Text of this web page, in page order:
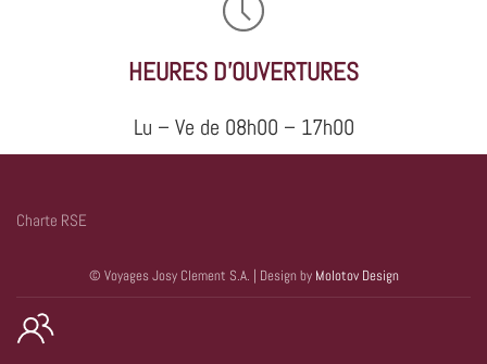
HEURES D'OUVERTURES
Lu – Ve de 08h00 – 17h00
Charte RSE
© Voyages Josy Clement S.A. | Design by Molotov Design